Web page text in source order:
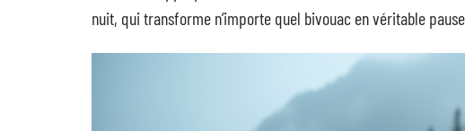
nuit, qui transforme n’importe quel bivouac en véritable